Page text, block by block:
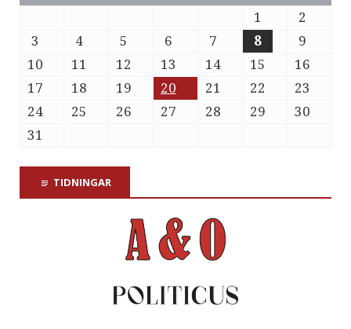
1
2
3
4 5 6 7 8
9
10
11 12 13 14 15
16
17
18 19 20 21 22
23
24
25 26 27 28 29
30
31
TIDNINGAR